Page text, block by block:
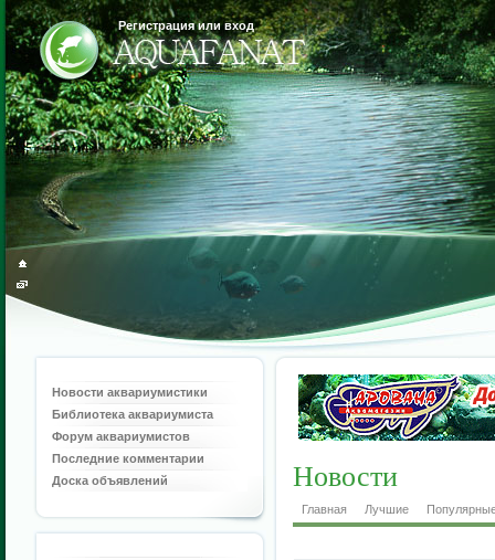
Регистрация или вход
Новости аквариумистики
Библиотека аквариумиста
Форум аквариумистов
Последние комментарии
Доска объявлений
Новости
Главная Лучшие